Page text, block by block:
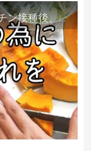
【身体はなんでも知ってる】ワクチン接種後、異常に食べたくなった野菜が細胞回復に貢献してくれました。